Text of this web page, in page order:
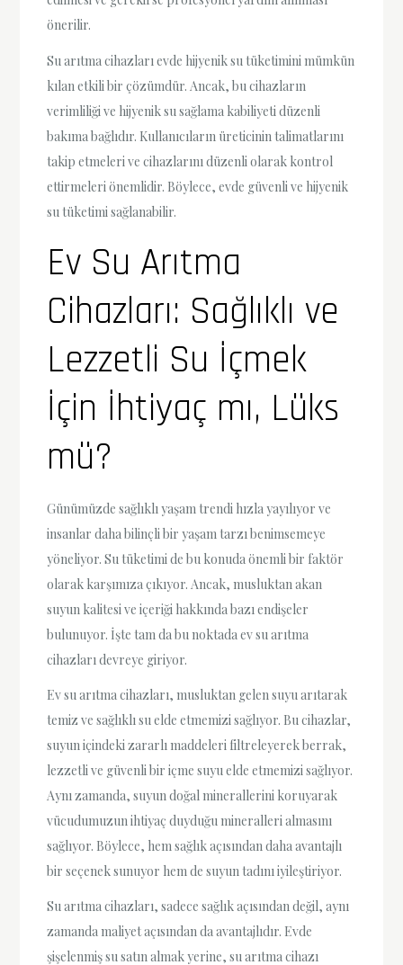
önerilir.
Su arıtma cihazları evde hijyenik su tüketimini mümkün
kılan etkili bir çözümdür. Ancak, bu cihazların
verimliliği ve hijyenik su sağlama kabiliyeti düzenli
bakıma bağlıdır. Kullanıcıların üreticinin talimatlarını
takip etmeleri ve cihazlarını düzenli olarak kontrol
ettirmeleri önemlidir. Böylece, evde güvenli ve hijyenik
su tüketimi sağlanabilir.
Ev Su Arıtma
Cihazları: Sağlıklı ve
Lezzetli Su İçmek
İçin İhtiyaç mı, Lüks
mü?
Günümüzde sağlıklı yaşam trendi hızla yayılıyor ve
insanlar daha bilinçli bir yaşam tarzı benimsemeye
yöneliyor. Su tüketimi de bu konuda önemli bir faktör
olarak karşımıza çıkıyor. Ancak, musluktan akan
suyun kalitesi ve içeriği hakkında bazı endişeler
bulunuyor. İşte tam da bu noktada ev su arıtma
cihazları devreye giriyor.
Ev su arıtma cihazları, musluktan gelen suyu arıtarak
temiz ve sağlıklı su elde etmemizi sağlıyor. Bu cihazlar,
suyun içindeki zararlı maddeleri filtreleyerek berrak,
lezzetli ve güvenli bir içme suyu elde etmemizi sağlıyor.
Aynı zamanda, suyun doğal minerallerini koruyarak
vücudumuzun ihtiyaç duyduğu mineralleri almasını
sağlıyor. Böylece, hem sağlık açısından daha avantajlı
bir seçenek sunuyor hem de suyun tadını iyileştiriyor.
Su arıtma cihazları, sadece sağlık açısından değil, aynı
zamanda maliyet açısından da avantajlıdır. Evde
şişelenmiş su satın almak yerine, su arıtma cihazı